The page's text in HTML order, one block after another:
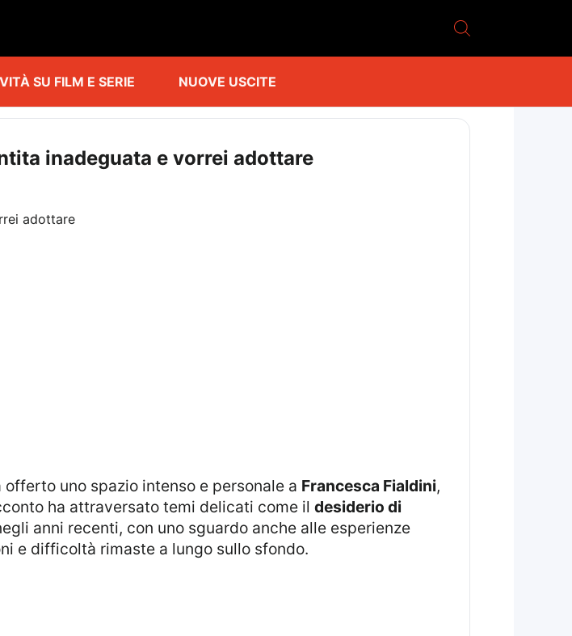
SU FILM E SERIE NUOVE USCITE
inadeguata e vorrei adottare
uno spazio intenso e personale a Francesca Fialdini,
ha attraversato temi delicati come il desiderio di
anni recenti, con uno sguardo anche alle esperienze
e difficoltà rimaste a lungo sullo sfondo.